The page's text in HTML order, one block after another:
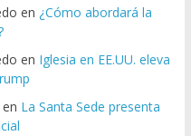
en ¿Cómo abordará la
en Iglesia en EE.UU. eleva
en La Santa Sede presenta